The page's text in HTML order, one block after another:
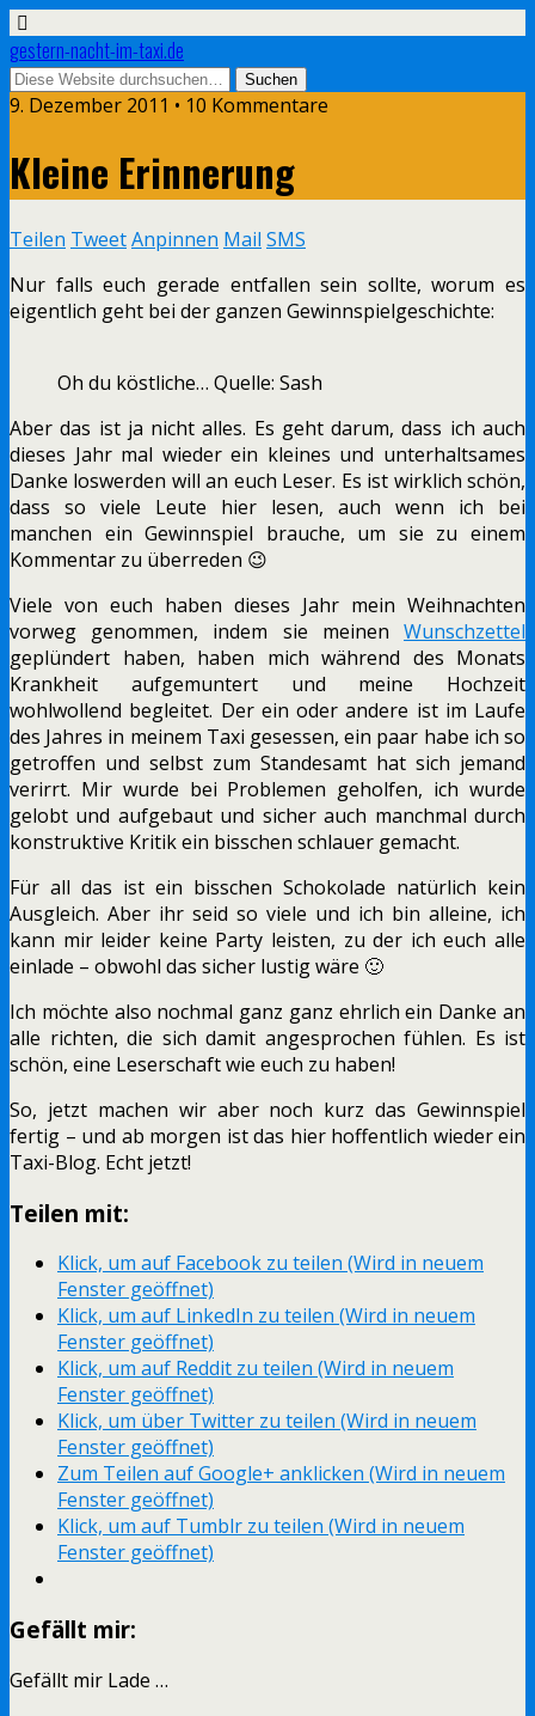
gestern-nacht-im-taxi.de
9. Dezember 2011 • 10 Kommentare
Kleine Erinnerung
Teilen TweetAnpinnen Mail SMS
Nur falls euch gerade entfallen sein sollte, worum es
eigentlich geht bei der ganzen Gewinnspielgeschichte:
Oh du köstliche… Quelle: Sash
Aber das ist ja nicht alles. Es geht darum, dass ich auch
dieses Jahr mal wieder ein kleines und unterhaltsames
Danke loswerden will an euch Leser. Es ist wirklich schön,
dass so viele Leute hier lesen, auch wenn ich bei
manchen ein Gewinnspiel brauche, um sie zu einem
Kommentar zu überreden 😉
Viele von euch haben dieses Jahr mein Weihnachten
vorweg genommen, indem sie meinen Wunschzettel
geplündert haben, haben mich während des Monats
Krankheit aufgemuntert und meine Hochzeit
wohlwollend begleitet. Der ein oder andere ist im Laufe
des Jahres in meinem Taxi gesessen, ein paar habe ich so
getroffen und selbst zum Standesamt hat sich jemand
verirrt. Mir wurde bei Problemen geholfen, ich wurde
gelobt und aufgebaut und sicher auch manchmal durch
konstruktive Kritik ein bisschen schlauer gemacht.
Für all das ist ein bisschen Schokolade natürlich kein
Ausgleich. Aber ihr seid so viele und ich bin alleine, ich
kann mir leider keine Party leisten, zu der ich euch alle
einlade – obwohl das sicher lustig wäre 🙂
Ich möchte also nochmal ganz ganz ehrlich ein Danke an
alle richten, die sich damit angesprochen fühlen. Es ist
schön, eine Leserschaft wie euch zu haben!
So, jetzt machen wir aber noch kurz das Gewinnspiel
fertig – und ab morgen ist das hier hoffentlich wieder ein
Taxi-Blog. Echt jetzt!
Teilen mit:
Klick, um auf Facebook zu teilen (Wird in neuem
Fenster geöffnet)
Klick, um auf LinkedIn zu teilen (Wird in neuem
Fenster geöffnet)
Klick, um auf Reddit zu teilen (Wird in neuem
Fenster geöffnet)
Klick, um über Twitter zu teilen (Wird in neuem
Fenster geöffnet)
Zum Teilen auf Google+ anklicken (Wird in neuem
Fenster geöffnet)
Klick, um auf Tumblr zu teilen (Wird in neuem
Fenster geöffnet)
Gefällt mir:
Gefällt mir Lade …